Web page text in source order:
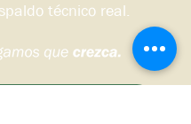
técnico real.